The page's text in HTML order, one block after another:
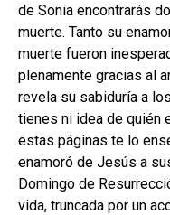
de Sonia encontrarás
muerte. Tanto su
muerte fueron
plenamente gracias al
revela su sabiduría a
tienes ni idea de quién
estas páginas te lo
enamoró de Jesús a
Domingo de
vida, truncada por un